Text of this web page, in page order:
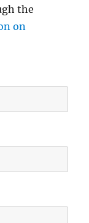
the
on